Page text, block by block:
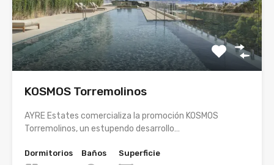
KOSMOS Torremolinos
AYRE Estates comercializa la promoción KOSMOS
Torremolinos, un estupendo desarrollo…
Dormitorios
Baños
Superficie